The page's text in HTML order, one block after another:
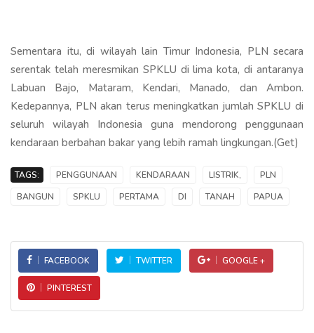
Sementara itu, di wilayah lain Timur Indonesia, PLN secara
serentak telah meresmikan SPKLU di lima kota, di antaranya
Labuan Bajo, Mataram, Kendari, Manado, dan Ambon.
Kedepannya, PLN akan terus meningkatkan jumlah SPKLU di
seluruh wilayah Indonesia guna mendorong penggunaan
kendaraan berbahan bakar yang lebih ramah lingkungan.(Get)
TAGS: PENGGUNAAN KENDARAAN LISTRIK,
PLN
BANGUN
SPKLU PERTAMA DI TANAH PAPUA
FACEBOOK TWITTER GOOGLE +
PINTEREST